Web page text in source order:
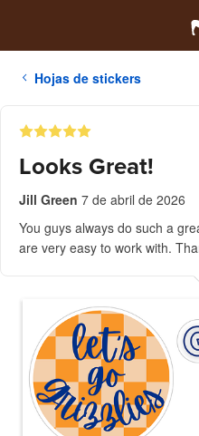
Hojas de stickers
Looks Great!
Jill Green 7 de abril de 2026
You guys always do such a
are very easy to work with.